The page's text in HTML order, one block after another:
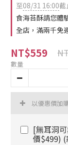
至08/31 16:00截
食海苔酥請您體
全店，滿兩千免
NT$559
數量
以優惠價加
[無耳洞
價$499)